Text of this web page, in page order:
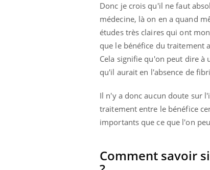
Donc je crois qu'il ne faut
médecine, là on en a quand
études très claires qui ont
que le bénéfice du traitement
Cela signifie qu'on peut dire à
qu'il aurait en l'absence de
Il n'y a donc aucun doute sur
traitement entre le bénéfice
importants que ce que l'on
Comment savoir
Carence en fer : comprendre pour
Youtube